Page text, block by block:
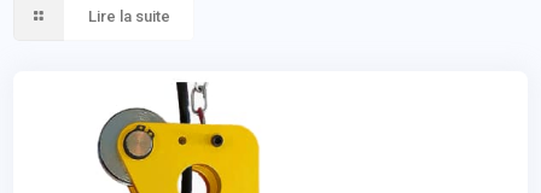
Lire la suite